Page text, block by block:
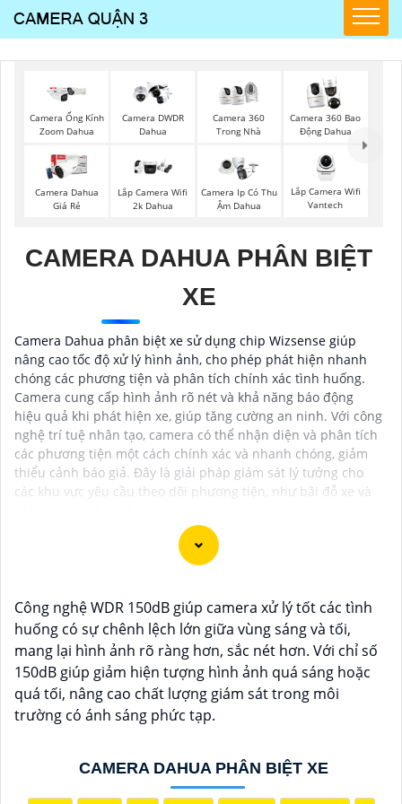
Camera Ống Kính
Zoom Dahua
Camera DWDR
Dahua
Camera 360
Trong Nhà
Camera 360 Bao
Động Dahua
Camera Dahua
Giá Rẻ
Lắp Camera Wifi
2k Dahua
Camera Ip Có Thu
Ậm Dahua
Lắp Camera Wifi
Vantech
CAMERA DAHUA PHÂN BIỆT
XE
Camera Dahua phân biệt xe sử dụng chip Wizsense giúp
nâng cao tốc độ xử lý hình ảnh, cho phép phát hiện nhanh
chóng các phương tiện và phân tích chính xác tình huống.
Camera cung cấp hình ảnh rõ nét và khả năng báo động
hiệu quả khi phát hiện xe, giúp tăng cường an ninh. Với công
nghệ trí tuệ nhân tạo, camera có thể nhận diện và phân tích
các phương tiện một cách chính xác và nhanh chóng, giảm
thiểu cảnh báo giả. Đây là giải pháp giám sát lý tưởng cho
các khu vực yêu cầu theo dõi phương tiện, như bãi đỗ xe và
Dạ chắc chắn, đây là tư vấn của tôi về Camera Dahua
chính hãng giá rẻ và chất lượng:
1:Camera Dahua là một thương hiệu nổi tiếng về sản
phẩm an ninh và giám sát.⚒ 2:Để Hoàn toàn tin cậy
mua Camera Dahua chính hãng, bạn nên mua từ các
cửa hàng uy tín hoặc các đại lý chính thức của
đổi tùy vào model và chức năng của camera. Bạn nên
tìm hiểu kỹ trước khi đầu tư.🎖️4: Chất lượng của
Camera Dahua được đánh giá cao với độ phân giải
Công nghệ WDR 150dB giúp camera xử lý tốt các tình
huống có sự chênh lệch lớn giữa vùng sáng và tối,
mang lại hình ảnh rõ ràng hơn, sắc nét hơn. Với chỉ số
150dB giúp giảm hiện tượng hình ảnh quá sáng hoặc
quá tối, nâng cao chất lượng giám sát trong môi
trường có ánh sáng phức tạp.
CAMERA DAHUA PHÂN BIỆT XE